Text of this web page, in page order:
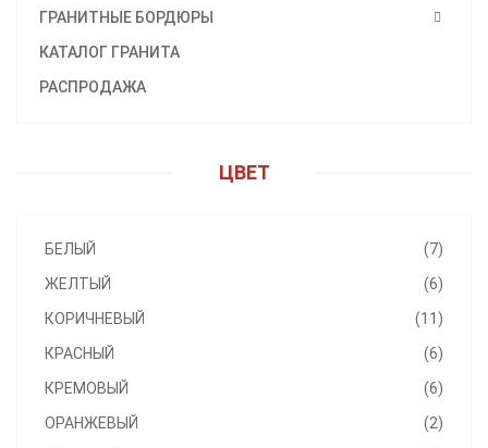
ГРАНИТНЫЕ БОРДЮРЫ
КАТАЛОГ ГРАНИТА
РАСПРОДАЖА
ЦВЕТ
(7)
БЕЛЫЙ
(6)
ЖЕЛТЫЙ
(11)
КОРИЧНЕВЫЙ
(6)
КРАСНЫЙ
(6)
КРЕМОВЫЙ
(2)
ОРАНЖЕВЫЙ